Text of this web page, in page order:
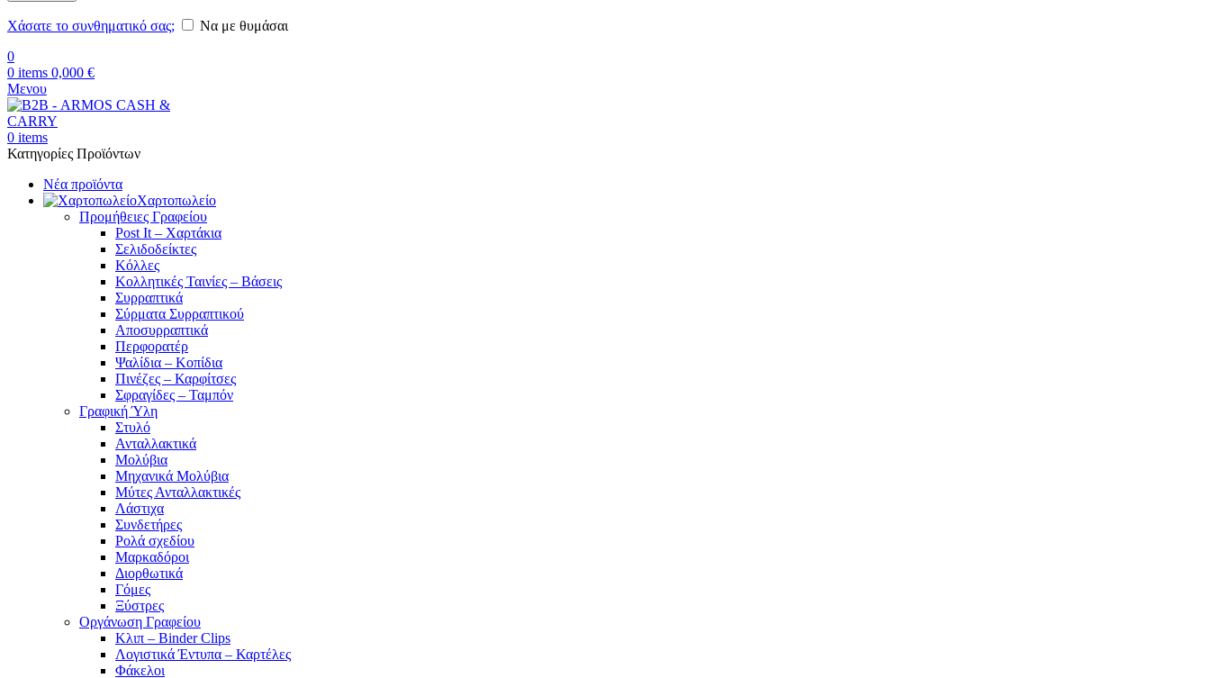
Χάσατε το συνθηματικό σας;
Να με θυμάσαι
0
0 items 0,000 €
Μενου
0 items
Κατηγορίες Προϊόντων
Νέα προϊόντα
Χαρτοπωλείο
Προμήθειες Γραφείου
Post It – Χαρτάκια
Σελιδοδείκτες
Κόλλες
Κολλητικές Ταινίες – Βάσεις
Συρραπτικά
Σύρματα Συρραπτικού
Αποσυρραπτικά
Περφορατέρ
Ψαλίδια – Κοπίδια
Πινέζες – Καρφίτσες
Σφραγίδες – Ταμπόν
Γραφική Ύλη
Στυλό
Ανταλλακτικά
Μολύβια
Μηχανικά Μολύβια
Μύτες Ανταλλακτικές
Λάστιχα
Συνδετήρες
Ρολά σχεδίου
Μαρκαδόροι
Διορθωτικά
Γόμες
Ξύστρες
Οργάνωση Γραφείου
Κλιπ – Binder Clips
Λογιστικά Έντυπα – Καρτέλες
Φάκελοι